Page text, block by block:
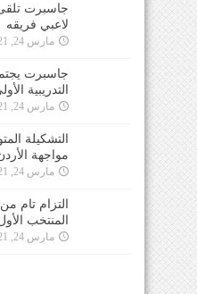
جاسبرت
لاعبي فريقه
مارس 24, 2021
جاسبرت
التدريبية
مارس 24, 2021
التشكيلة
مواجهة
مارس 24, 2021
التزام تام
المنتخب
مارس 24, 2021